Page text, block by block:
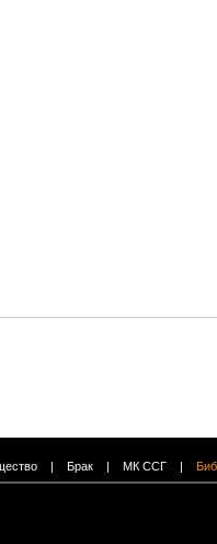
| Брак | МК ССГ |